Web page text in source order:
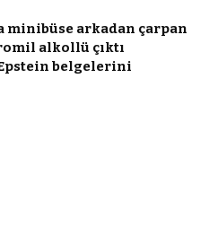
minibüse arkadan çarpan
alkollü çıktı
belgelerini